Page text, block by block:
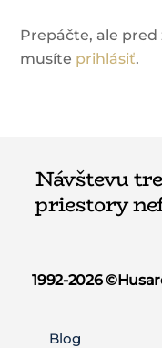
Prepáčte, ale
musíte prihlásiť.
Návštevu
priestory
1992-2026
Blog